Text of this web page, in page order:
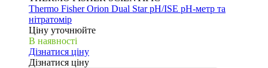
Thermo Fisher Orion Dual Star pH/ISE pH-метр та
нітратомір
Ціну уточнюйте
В наявності
Дізнатися ціну
Дізнатися ціну